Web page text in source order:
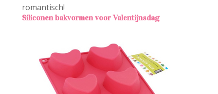
romantisch!
Siliconen bakvormen voor Valentijnsdag